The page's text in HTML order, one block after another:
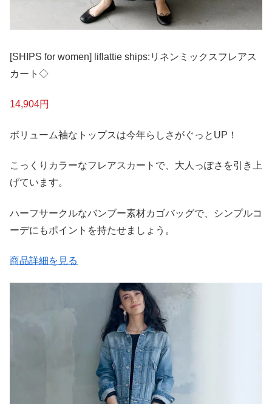
[SHIPS for women] liflattie ships:リネンミックスフレアス
カート◇
14,904円
ボリューム袖なトップスは今年らしさがぐっとUP！
こっくりカラーなフレアスカートで、大人っぽさを引き上
げています。
ハーフサークルなバンブー素材カゴバッグで、シンプルコ
ーデにもポイントを持たせましょう。
商品詳細を見る